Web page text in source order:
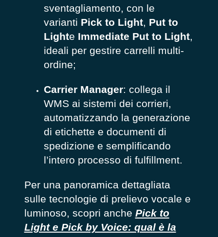
sventagliamento, con le
varianti Pick to Light, Put to
Lighte Immediate Put to Light,
ideali per gestire carrelli multi-
ordine;
Carrier Manager: collega il
WMS ai sistemi dei corrieri,
automatizzando la generazione
di etichette e documenti di
spedizione e semplificando
l’intero processo di fulfillment.
Per una panoramica dettagliata
sulle tecnologie di prelievo vocale e
luminoso, scopri anche Pick to
Light e Pick by Voice: qual è la